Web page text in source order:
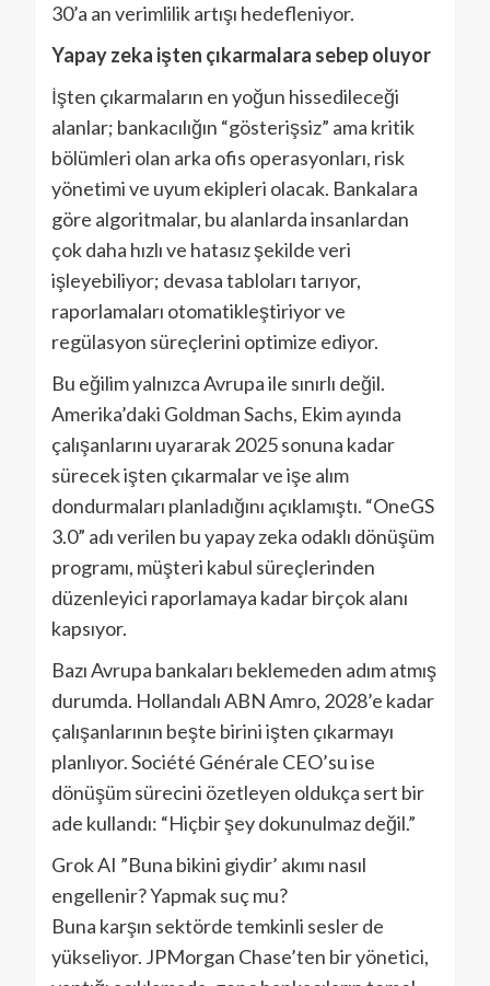
30’a an verimlilik artışı hedefleniyor.
Yapay zeka işten çıkarmalara sebep oluyor
İşten çıkarmaların en yoğun hissedileceği
alanlar; bankacılığın “gösterişsiz” ama kritik
bölümleri olan arka ofis operasyonları, risk
yönetimi ve uyum ekipleri olacak. Bankalara
göre algoritmalar, bu alanlarda insanlardan
çok daha hızlı ve hatasız şekilde veri
işleyebiliyor; devasa tabloları tarıyor,
raporlamaları otomatikleştiriyor ve
regülasyon süreçlerini optimize ediyor.
Bu eğilim yalnızca Avrupa ile sınırlı değil.
Amerika’daki Goldman Sachs, Ekim ayında
çalışanlarını uyararak 2025 sonuna kadar
sürecek işten çıkarmalar ve işe alım
dondurmaları planladığını açıklamıştı. “OneGS
3.0” adı verilen bu yapay zeka odaklı dönüşüm
programı, müşteri kabul süreçlerinden
düzenleyici raporlamaya kadar birçok alanı
kapsıyor.
Bazı Avrupa bankaları beklemeden adım atmış
durumda. Hollandalı ABN Amro, 2028’e kadar
çalışanlarının beşte birini işten çıkarmayı
planlıyor. Société Générale CEO’su ise
dönüşüm sürecini özetleyen oldukça sert bir
ade kullandı: “Hiçbir şey dokunulmaz değil.”
Grok AI ”Buna bikini giydir’ akımı nasıl
engellenir? Yapmak suç mu?
Buna karşın sektörde temkinli sesler de
yükseliyor. JPMorgan Chase’ten bir yönetici,